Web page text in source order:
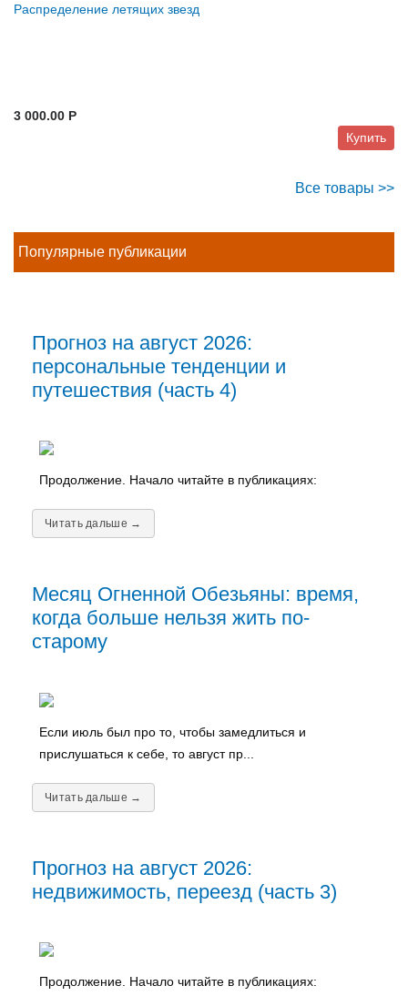
Распределение летящих звезд
3 000.00 P
Купить
Все товары >>
Популярные публикации
Прогноз на август 2026:
персональные тенденции и
путешествия (часть 4)
Продолжение. Начало читайте в публикациях:
Читать дальше →
Месяц Огненной Обезьяны: время,
когда больше нельзя жить по-
старому
Если июль был про то, чтобы замедлиться и
прислушаться к себе, то август пр...
Читать дальше →
Прогноз на август 2026:
недвижимость, переезд (часть 3)
Продолжение. Начало читайте в публикациях: